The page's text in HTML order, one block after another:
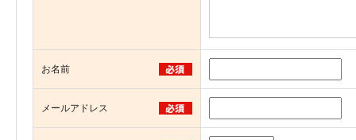
お名前
メールアドレス